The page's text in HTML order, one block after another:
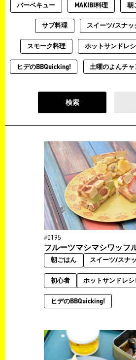
バーベキュー MAKIBI料理 朝
サブ料理 スイーツ/スナッ
スモーク料理 ホットサンドレ
ヒデのBBQuicking! 土曜のよんチャ
検索
#0195
フルーツマシマシワッフ
朝ごはん スイーツ/スナ
初心者 ホットサンドレシ
ヒデのBBQuicking!